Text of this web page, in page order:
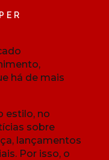
há de mais
estilo, no
sobre
lançamentos
Por isso, o